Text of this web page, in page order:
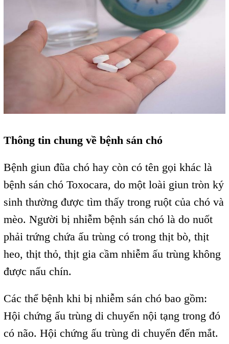
Thông tin chung về bệnh sán chó
Bệnh giun đũa chó hay còn có tên gọi khác là
bệnh sán chó Toxocara, do một loài giun tròn ký
sinh thường được tìm thấy trong ruột của chó và
mèo. Người bị nhiễm bệnh sán chó là do nuốt
phải trứng chứa ấu trùng có trong thịt bò, thịt
heo, thịt thỏ, thịt gia cầm nhiễm ấu trùng không
được nấu chín.
Các thể bệnh khi bị nhiễm sán chó bao gồm:
Hội chứng ấu trùng di chuyển nội tạng trong đó
có não. Hội chứng ấu trùng di chuyển đến mắt.